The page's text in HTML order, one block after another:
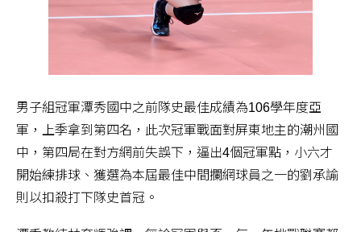
男子組冠軍潭秀國中之前隊史最佳成績為106學年度亞
軍，上季拿到第四名，此次冠軍戰面對屏東地主的潮州國
中，第四局在對方網前失誤下，逼出4個冠軍點，小六才
開始練排球、獲選為本屆最佳中間攔網球員之一的劉承諭
則以扣殺打下隊史首冠。